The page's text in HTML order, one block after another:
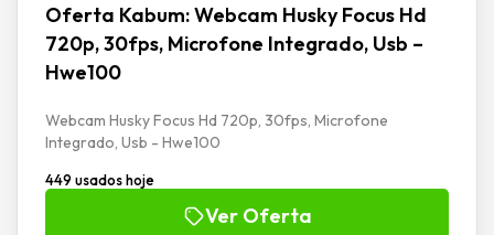
Oferta Kabum: Webcam Husky Focus Hd
720p, 30fps, Microfone Integrado, Usb –
Hwe100
Webcam Husky Focus Hd 720p, 30fps, Microfone
Integrado, Usb - Hwe100
449 usados hoje
Ver Oferta